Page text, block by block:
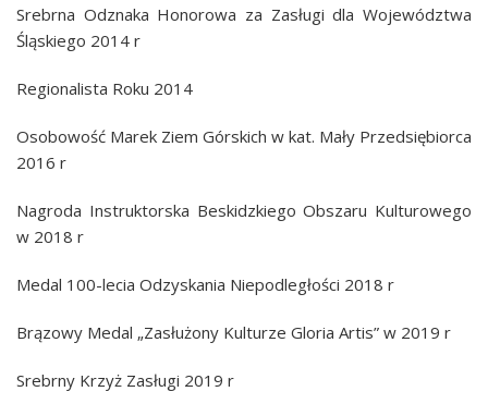
Srebrna Odznaka Honorowa za Zasługi dla Województwa
Śląskiego 2014 r
Regionalista Roku 2014
Osobowość Marek Ziem Górskich w kat. Mały Przedsiębiorca
2016 r
Nagroda Instruktorska Beskidzkiego Obszaru Kulturowego
w 2018 r
Medal 100-lecia Odzyskania Niepodległości 2018 r
Brązowy Medal „Zasłużony Kulturze Gloria Artis” w 2019 r
Srebrny Krzyż Zasługi 2019 r